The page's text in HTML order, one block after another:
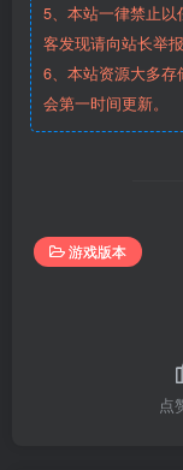
5、本站一律禁止
客发现请向站长举报
6、本站资源大多
会第一时间更新。
游戏版本
点